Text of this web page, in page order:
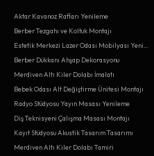
Aktar Kavanoz Rafları Yenileme
Berber Tezgahı ve Koltuk Montajı
Berber Dükkanı Ahşap Dekorasyonu
Merdiven Altı Kiler Dolabı İmalatı
Bebek Odası Alt Değiştirme Ünitesi Montajı
Radyo Stüdyosu Yayın Masası Yenileme
Diş Teknisyeni Çalışma Masası Montajı
Kayıt Stüdyosu Akustik Tasarım Tasarımı
Merdiven Altı Kiler Dolabı Tamiri